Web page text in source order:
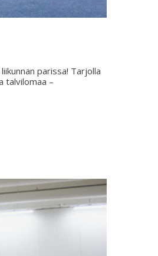
parissa! Tarjolla
talvilomaa –